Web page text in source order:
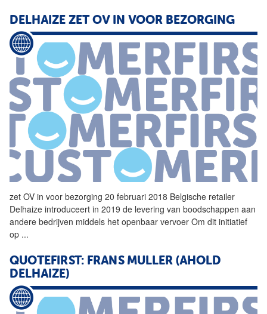
DELHAIZE ZET OV IN VOOR BEZORGING
zet OV in voor bezorging 20 februari 2018 Belgische retailer
Delhaize introduceert in 2019 de levering van boodschappen aan
andere bedrijven middels het openbaar vervoer Om dit initiatief
op ...
QUOTEFIRST: FRANS MULLER (AHOLD
DELHAIZE)